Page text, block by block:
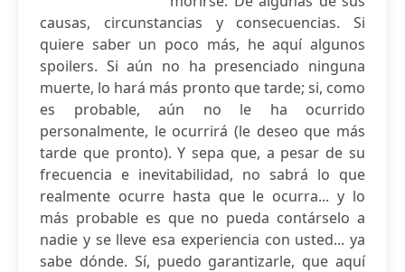
causas, circunstancias y consecuencias. Si
quiere saber un poco más, he aquí algunos
spoilers. Si aún no ha presenciado ninguna
muerte, lo hará más pronto que tarde; si, como
es probable, aún no le ha ocurrido
personalmente, le ocurrirá (le deseo que más
tarde que pronto). Y sepa que, a pesar de su
frecuencia e inevitabilidad, no sabrá lo que
realmente ocurre hasta que le ocurra... y lo
más probable es que no pueda contárselo a
nadie y se lleve esa experiencia con usted... ya
sabe dónde. Sí, puedo garantizarle, que aquí